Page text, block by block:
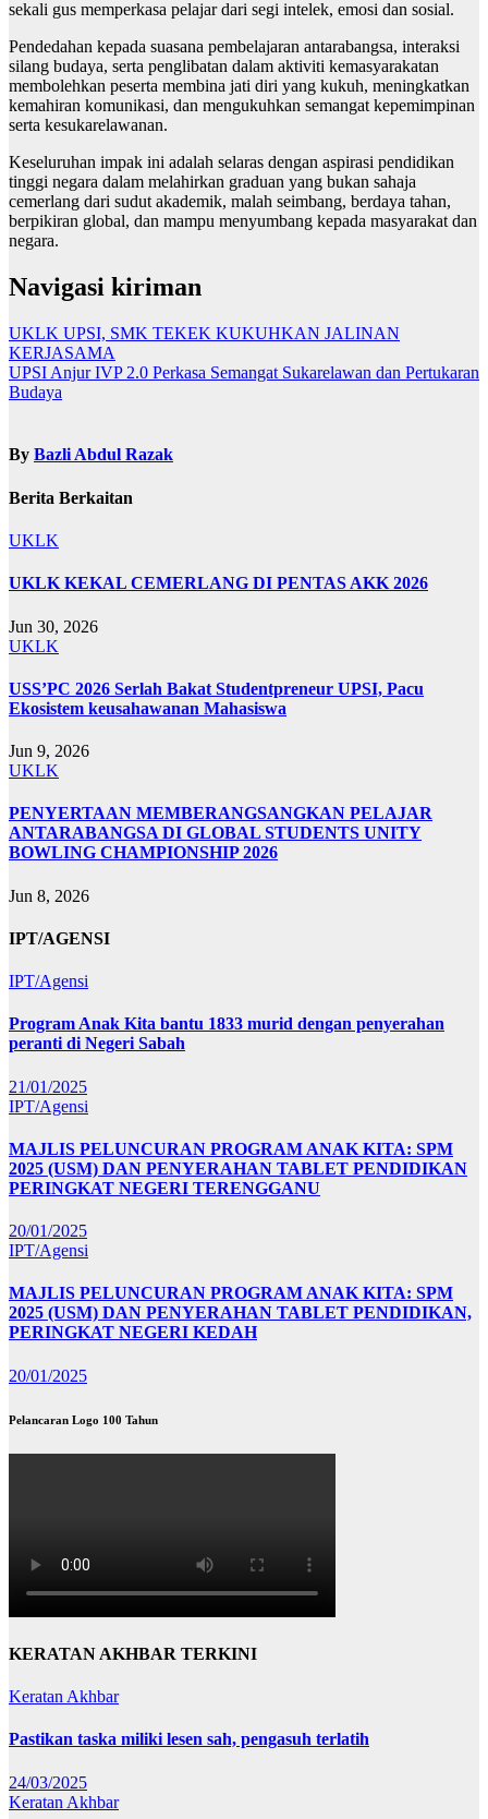
sekali gus memperkasa pelajar dari segi intelek, emosi dan sosial.
Pendedahan kepada suasana pembelajaran antarabangsa, interaksi
silang budaya, serta penglibatan dalam aktiviti kemasyarakatan
membolehkan peserta membina jati diri yang kukuh, meningkatkan
kemahiran komunikasi, dan mengukuhkan semangat kepemimpinan
serta kesukarelawanan.
Keseluruhan impak ini adalah selaras dengan aspirasi pendidikan
tinggi negara dalam melahirkan graduan yang bukan sahaja
cemerlang dari sudut akademik, malah seimbang, berdaya tahan,
berpikiran global, dan mampu menyumbang kepada masyarakat dan
negara.
Navigasi kiriman
UKLK UPSI, SMK TEKEK KUKUHKAN JALINAN
KERJASAMA
UPSI Anjur IVP 2.0 Perkasa Semangat Sukarelawan dan Pertukaran
Budaya
By Bazli Abdul Razak
Berita Berkaitan
UKLK
UKLK KEKAL CEMERLANG DI PENTAS AKK 2026
Jun 30, 2026
UKLK
USS’PC 2026 Serlah Bakat Studentpreneur UPSI, Pacu
Ekosistem keusahawanan Mahasiswa
Jun 9, 2026
UKLK
PENYERTAAN MEMBERANGSANGKAN PELAJAR
ANTARABANGSA DI GLOBAL STUDENTS UNITY
BOWLING CHAMPIONSHIP 2026
Jun 8, 2026
IPT/AGENSI
IPT/Agensi
Program Anak Kita bantu 1833 murid dengan penyerahan
peranti di Negeri Sabah
21/01/2025
IPT/Agensi
MAJLIS PELUNCURAN PROGRAM ANAK KITA: SPM
2025 (USM) DAN PENYERAHAN TABLET PENDIDIKAN
PERINGKAT NEGERI TERENGGANU
20/01/2025
IPT/Agensi
MAJLIS PELUNCURAN PROGRAM ANAK KITA: SPM
2025 (USM) DAN PENYERAHAN TABLET PENDIDIKAN,
PERINGKAT NEGERI KEDAH
20/01/2025
Pelancaran Logo 100 Tahun
KERATAN AKHBAR TERKINI
Keratan Akhbar
Pastikan taska miliki lesen sah, pengasuh terlatih
24/03/2025
Keratan Akhbar